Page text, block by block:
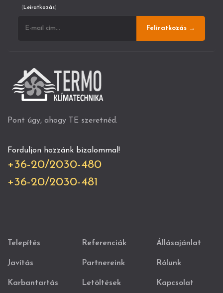
(Leiratkozás)
Feliratkozás →
Pont úgy, ahogy TE szeretnéd.
Forduljon hozzánk bizalommal!
+36-20/2030-480
+36-20/2030-481
Telepítés
Javítás
Karbantartás
Referenciák
Partnereink
Letöltések
Állásajánlat
Rólunk
Kapcsolat